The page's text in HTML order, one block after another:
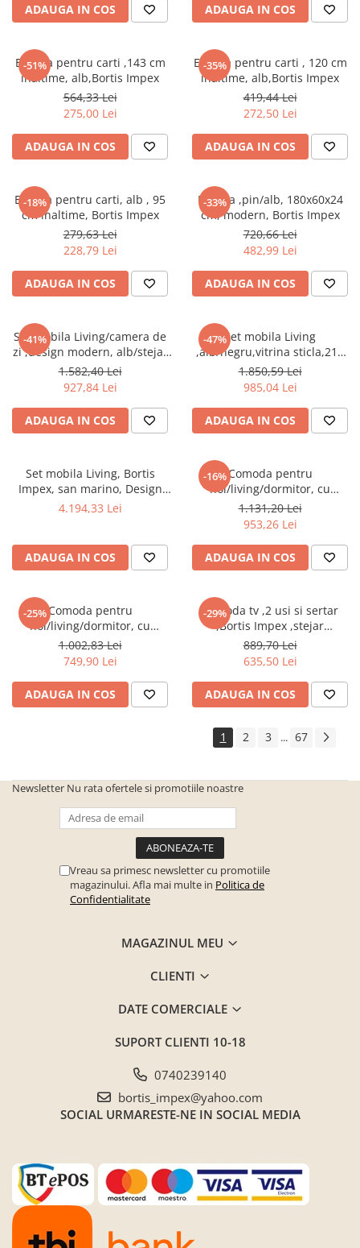
ADAUGA IN COS ADAUGA IN COS
-51%
Etajera pentru carti ,143 cm
inaltime, alb,Bortis Impex
564,33 Lei
275,00 Lei
ADAUGA IN COS
-35%
Etajera pentru carti , 120 cm
inaltime, alb,Bortis Impex
419,44 Lei
272,50 Lei
ADAUGA IN COS
-18%
Etajera pentru carti, alb , 95
cm inaltime, Bortis Impex
279,63 Lei
228,79 Lei
ADAUGA IN COS
-33%
Etajera ,pin/alb, 180x60x24
cm, modern, Bortis Impex
720,66 Lei
482,99 Lei
ADAUGA IN COS
-41%
Set mobila Living/camera de
zi ,design modern, alb/stejar
auriu ,175 cm lungime,vitrina
sticla, Bortis
1.582,40 Lei
927,84 Lei
ADAUGA IN COS
-47%Set mobila Living
,alb/negru,vitrina sticla,210
cm lungime ,Bortis Impex
1.850,59 Lei
985,04 Lei
ADAUGA IN COS
Set mobila Living, Bortis
Impex, san marino, Design
elegant, 300 x 200 cm
4.194,33 Lei
ADAUGA IN COS
-16%Comoda pentru
hol/living/dormitor, cu
sertare, stejar sonoma/alb
,123x85x34 cm,Bortis Impex
1.131,20 Lei
953,26 Lei
ADAUGA IN COS
-25%Comoda pentru
hol/living/dormitor, cu
sertare, prun,106x75x35
cm,Bortis Impex
1.002,83 Lei
749,90 Lei
ADAUGA IN COS
-29%
Comoda tv ,2 usi si sertar
,Bortis Impex ,stejar
sonoma/alb
889,70 Lei
635,50 Lei
ADAUGA IN COS
1 2 3 ... 67
Newsletter Nu rata ofertele si promotiile noastre
Vreau sa primesc newsletter cu promotiile
magazinului. Afla mai multe in Politica de
Confidentialitate
MAGAZINUL MEU
CLIENTI
DATE COMERCIALE
SUPORT CLIENTI 10-18
0740239140
bortis_impex@yahoo.com
SOCIAL URMARESTE-NE IN SOCIAL MEDIA